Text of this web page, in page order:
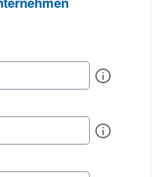
Info
Info